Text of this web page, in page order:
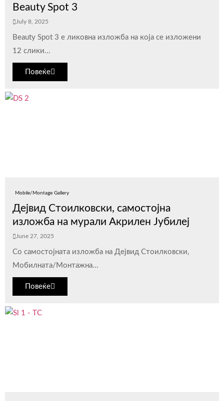
Beauty Spot 3
July 8, 2025
Beauty Spot 3 е ликовна изложба на која се изложени
12 слики...
Повеќе
Mobile/Montage Gallery
Дејвид Стоилковски, самостојна
изложба на мурали Акрилен Јубилеј
June 27, 2025
Со самостојната изложба на Дејвид Стоилковски,
Мобилната/Монтажна...
Повеќе